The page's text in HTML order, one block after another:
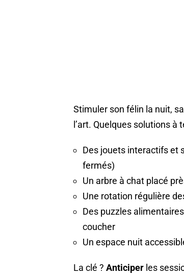
Stimuler son félin la nuit,
l’art. Quelques solutions
Des jouets interactifs et
fermés)
Un arbre à chat placé
Une rotation régulière
Des puzzles
coucher
Un espace nuit
La clé ? Anticiper les